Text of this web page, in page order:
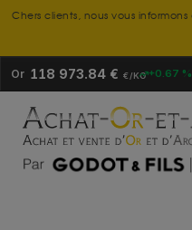
Chers clients, nous vous
Or 118 973.84 € €/KG +0.67 %